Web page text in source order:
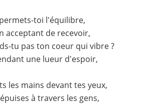
permets-toi l'équilibre,
acceptant de recevoir,
tu pas ton coeur qui vibre ?
une lueur d'espoir,
les mains devant tes yeux,
à travers les gens,